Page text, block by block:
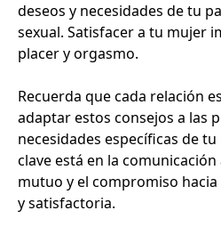
deseos y necesidades de tu
sexual. Satisfacer a tu mujer
placer y orgasmo.
Recuerda que cada relación
adaptar estos consejos a las
necesidades específicas de
clave está en la
mutuo y el compromiso
y satisfactoria.